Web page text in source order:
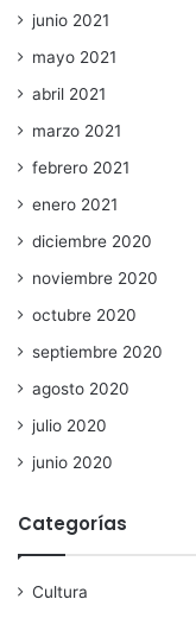
junio 2021
mayo 2021
abril 2021
marzo 2021
febrero 2021
enero 2021
diciembre 2020
noviembre 2020
octubre 2020
septiembre 2020
agosto 2020
julio 2020
junio 2020
Categorías
Cultura